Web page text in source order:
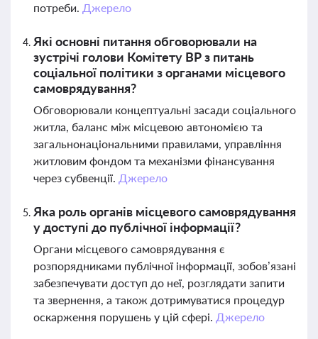
потреби. Джерело
Які основні питання обговорювали на
зустрічі голови Комітету ВР з питань
соціальної політики з органами місцевого
самоврядування?
Обговорювали концептуальні засади соціального
житла, баланс між місцевою автономією та
загальнонаціональними правилами, управління
житловим фондом та механізми фінансування
через субвенції. Джерело
Яка роль органів місцевого самоврядування
у доступі до публічної інформації?
Органи місцевого самоврядування є
розпорядниками публічної інформації, зобов’язані
забезпечувати доступ до неї, розглядати запити
та звернення, а також дотримуватися процедур
оскарження порушень у цій сфері. Джерело